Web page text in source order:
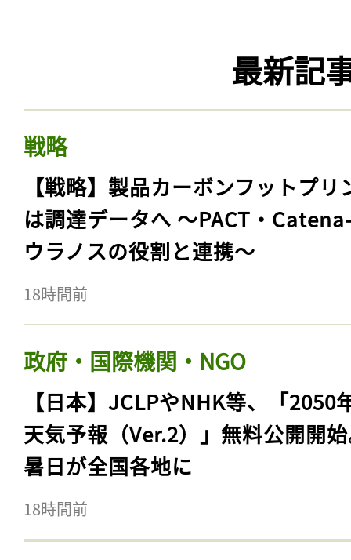
最新記
戦略
【戦略】製品カーボンフットプリ
は調達データへ 〜PACT・
ウラノスの役割と連携〜
18時間前
政府・国際機関・NGO
【日本】JCLPやNHK等、「2050
天気予報（Ver.2）」無料公開開
暑日が全国各地に
18時間前